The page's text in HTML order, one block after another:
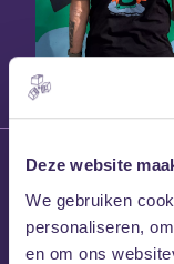
Deze website
We gebruiken
personaliseren,
en om ons